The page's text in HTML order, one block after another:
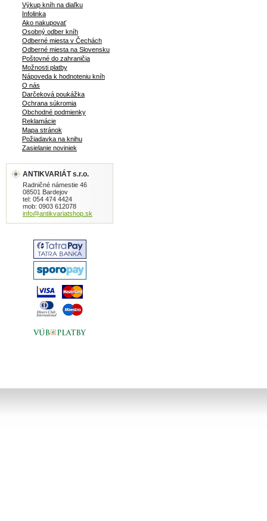
Výkup kníh na diaľku
Infolinka
Ako nakupovať
Osobný odber kníh
Odberné miesta v Čechách
Odberné miesta na Slovensku
Poštovné do zahraničia
Možnosti platby
Nápoveda k hodnoteniu kníh
O nás
Darčeková poukážka
Ochrana súkromia
Obchodné podmienky
Reklamácie
Mapa stránok
Požiadavka na knihu
Zasielanie noviniek
ANTIKVARIÁT s.r.o.
Radničné námestie 46
08501 Bardejov
tel: 054 474 4424
mob: 0903 612078
info@antikvariatshop.sk